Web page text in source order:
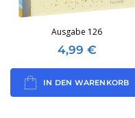
Ausgabe 126
4,99 €
IN DEN WARENKORB